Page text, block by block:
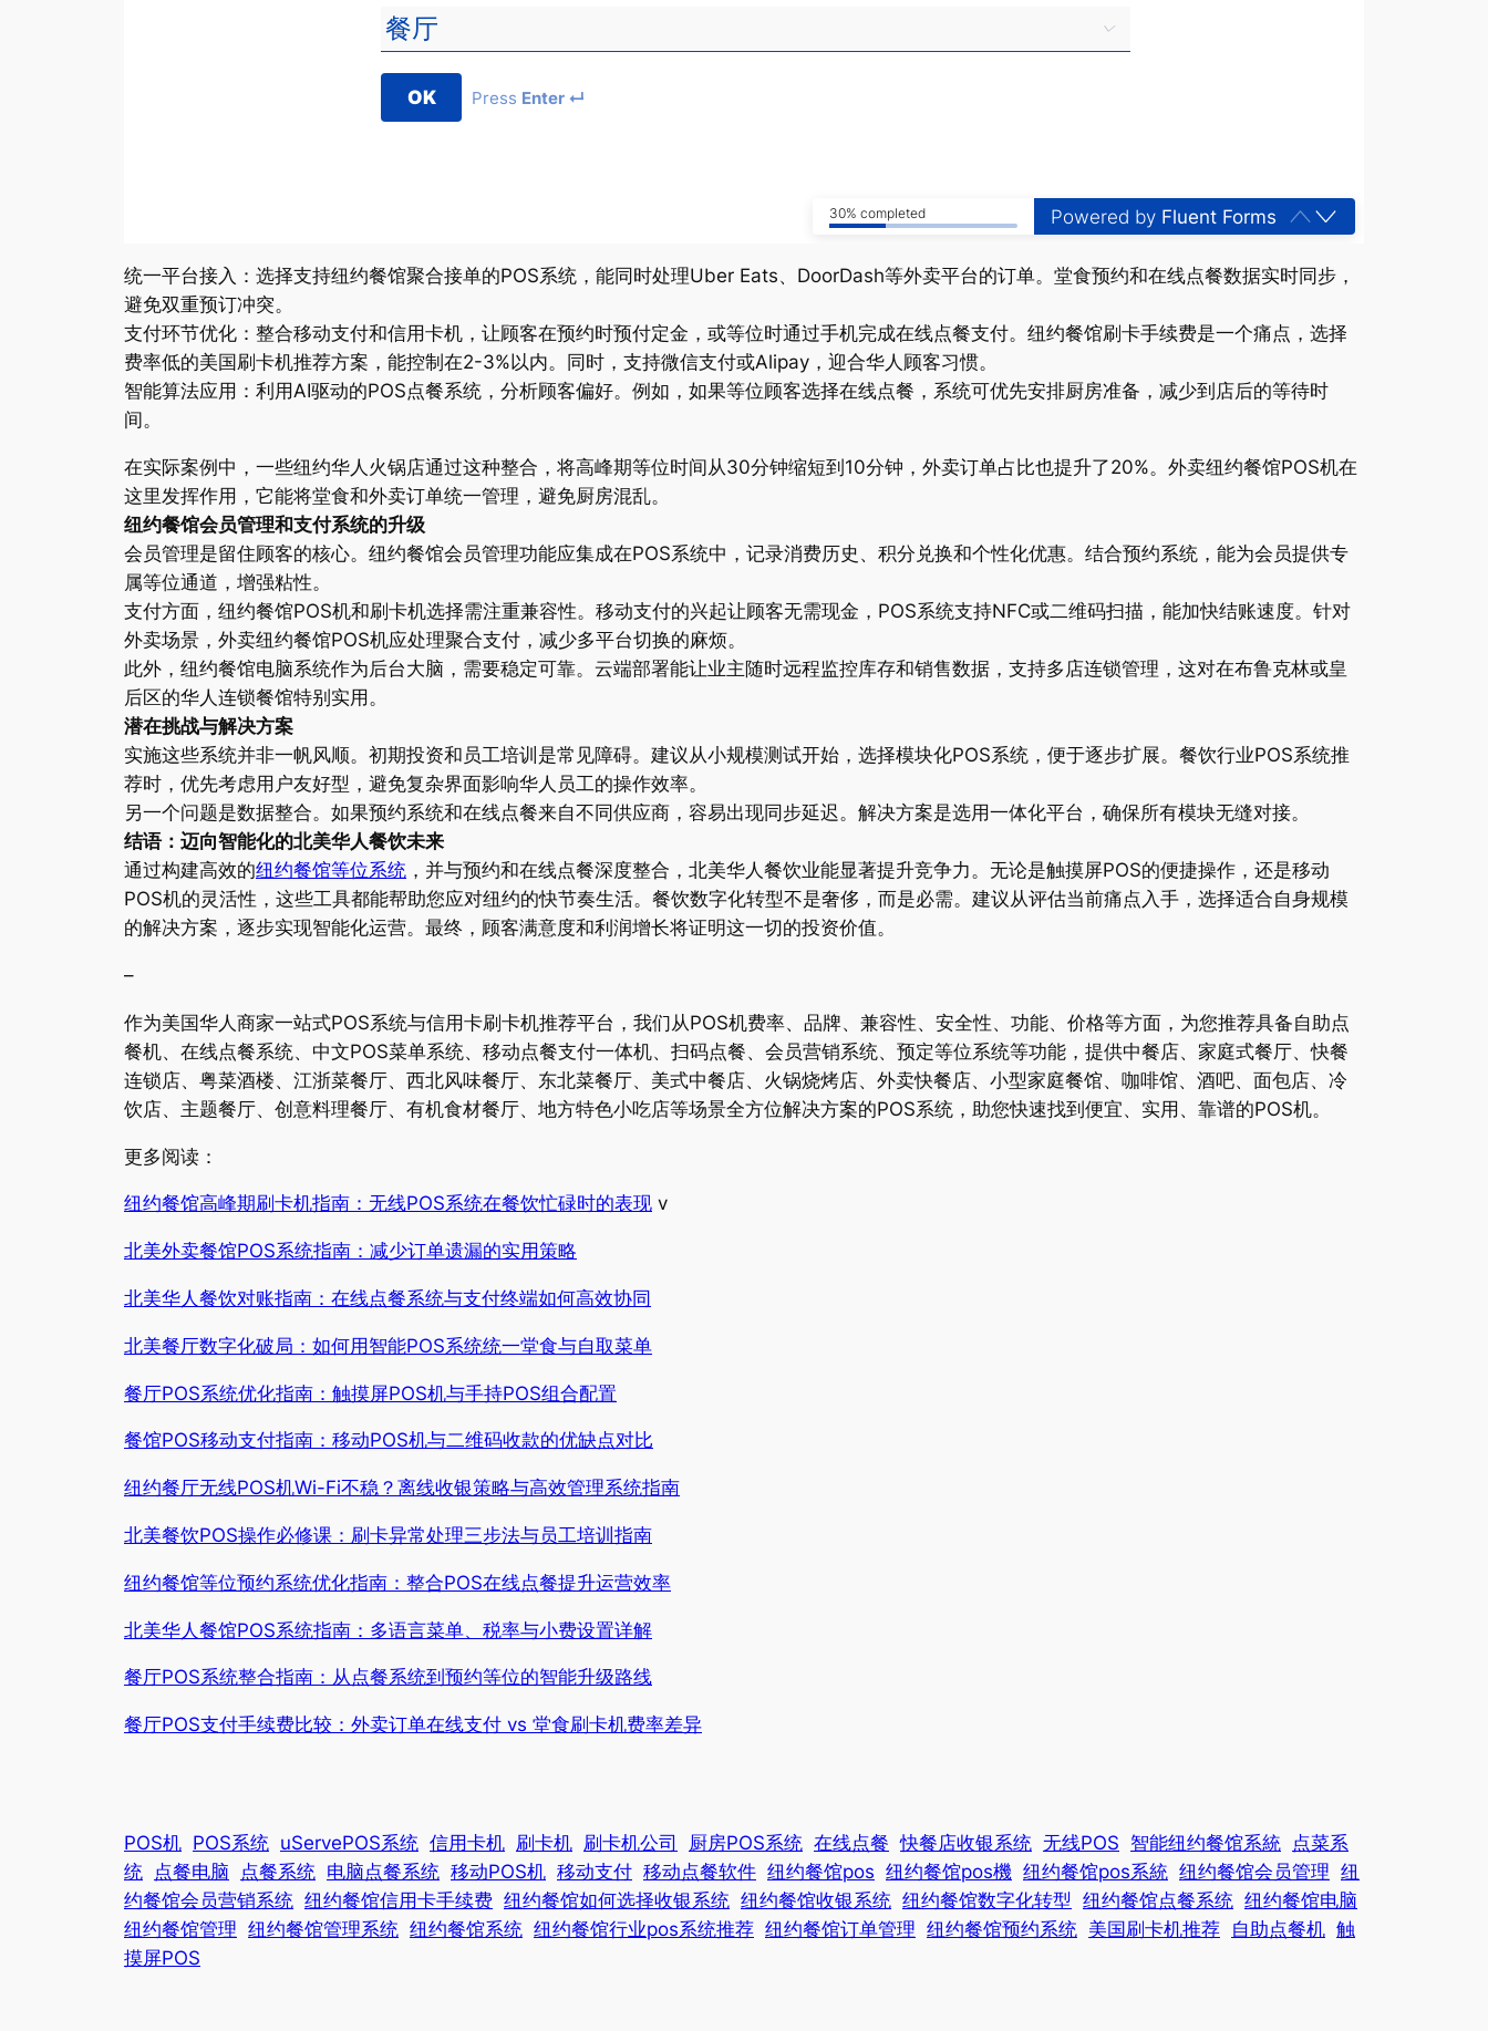
OK Press Enter ↵
30% completed Powered by Fluent Forms
统一平台接入：选择支持纽约餐馆聚合接单的POS系统，能同时处理Uber Eats、DoorDash等外卖平台的订单。堂食预约和在线点餐数据实时同步，
避免双重预订冲突。
支付环节优化：整合移动支付和信用卡机，让顾客在预约时预付定金，或等位时通过手机完成在线点餐支付。纽约餐馆刷卡手续费是一个痛点，选择
费率低的美国刷卡机推荐方案，能控制在2-3%以内。同时，支持微信支付或Alipay，迎合华人顾客习惯。
智能算法应用：利用AI驱动的POS点餐系统，分析顾客偏好。例如，如果等位顾客选择在线点餐，系统可优先安排厨房准备，减少到店后的等待时
间。
在实际案例中，一些纽约华人火锅店通过这种整合，将高峰期等位时间从30分钟缩短到10分钟，外卖订单占比也提升了20%。外卖纽约餐馆POS机在
这里发挥作用，它能将堂食和外卖订单统一管理，避免厨房混乱。
纽约餐馆会员管理和支付系统的升级
会员管理是留住顾客的核心。纽约餐馆会员管理功能应集成在POS系统中，记录消费历史、积分兑换和个性化优惠。结合预约系统，能为会员提供专
属等位通道，增强粘性。
支付方面，纽约餐馆POS机和刷卡机选择需注重兼容性。移动支付的兴起让顾客无需现金，POS系统支持NFC或二维码扫描，能加快结账速度。针对
外卖场景，外卖纽约餐馆POS机应处理聚合支付，减少多平台切换的麻烦。
此外，纽约餐馆电脑系统作为后台大脑，需要稳定可靠。云端部署能让业主随时远程监控库存和销售数据，支持多店连锁管理，这对在布鲁克林或皇
后区的华人连锁餐馆特别实用。
潜在挑战与解决方案
实施这些系统并非一帆风顺。初期投资和员工培训是常见障碍。建议从小规模测试开始，选择模块化POS系统，便于逐步扩展。餐饮行业POS系统推
荐时，优先考虑用户友好型，避免复杂界面影响华人员工的操作效率。
另一个问题是数据整合。如果预约系统和在线点餐来自不同供应商，容易出现同步延迟。解决方案是选用一体化平台，确保所有模块无缝对接。
结语：迈向智能化的北美华人餐饮未来
通过构建高效的纽约餐馆等位系统 ，并与预约和在线点餐深度整合，北美华人餐饮业能显著提升竞争力。无论是触摸屏POS的便捷操作，还是移动
POS机的灵活性，这些工具都能帮助您应对纽约的快节奏生活。餐饮数字化转型不是奢侈，而是必需。建议从评估当前痛点入手，选择适合自身规模
的解决方案，逐步实现智能化运营。最终，顾客满意度和利润增长将证明这一切的投资价值。
–
作为美国华人商家一站式POS系统与信用卡刷卡机推荐平台，我们从POS机费率、品牌、兼容性、安全性、功能、价格等方面，为您推荐具备自助点
餐机、在线点餐系统、中文POS菜单系统、移动点餐支付一体机、扫码点餐、会员营销系统、预定等位系统等功能，提供中餐店、家庭式餐厅、快餐
连锁店、粤菜酒楼、江浙菜餐厅、西北风味餐厅、东北菜餐厅、美式中餐店、火锅烧烤店、外卖快餐店、小型家庭餐馆、咖啡馆、酒吧、面包店、冷
饮店、主题餐厅、创意料理餐厅、有机食材餐厅、地方特色小吃店等场景全方位解决方案的POS系统，助您快速找到便宜、实用、靠谱的POS机。
更多阅读：
纽约餐馆高峰期刷卡机指南：无线POS系统在餐饮忙碌时的表现 v
北美外卖餐馆POS系统指南：减少订单遗漏的实用策略
北美华人餐饮对账指南：在线点餐系统与支付终端如何高效协同
北美餐厅数字化破局：如何用智能POS系统统一堂食与自取菜单
餐厅POS系统优化指南：触摸屏POS机与手持POS组合配置
餐馆POS移动支付指南：移动POS机与二维码收款的优缺点对比
纽约餐厅无线POS机Wi-Fi不稳？离线收银策略与高效管理系统指南
北美餐饮POS操作必修课：刷卡异常处理三步法与员工培训指南
纽约餐馆等位预约系统优化指南：整合POS在线点餐提升运营效率
北美华人餐馆POS系统指南：多语言菜单、税率与小费设置详解
餐厅POS系统整合指南：从点餐系统到预约等位的智能升级路线
餐厅POS支付手续费比较：外卖订单在线支付 vs 堂食刷卡机费率差异
POS机 POS系统 uServePOS系统 信用卡机 刷卡机 刷卡机公司 厨房POS系统 在线点餐 快餐店收银系统 无线POS 智能纽约餐馆系統 点菜系
统 点餐电脑 点餐系统 电脑点餐系统 移动POS机 移动支付 移动点餐软件 纽约餐馆pos 纽约餐馆pos機 纽约餐馆pos系統 纽约餐馆会员管理 纽
约餐馆会员营销系统 纽约餐馆信用卡手续费 纽约餐馆如何选择收银系统 纽约餐馆收银系统 纽约餐馆数字化转型 纽约餐馆点餐系统 纽约餐馆电脑
纽约餐馆管理 纽约餐馆管理系统 纽约餐馆系统 纽约餐馆行业pos系统推荐 纽约餐馆订单管理 纽约餐馆预约系统 美国刷卡机推荐 自助点餐机 触
摸屏POS